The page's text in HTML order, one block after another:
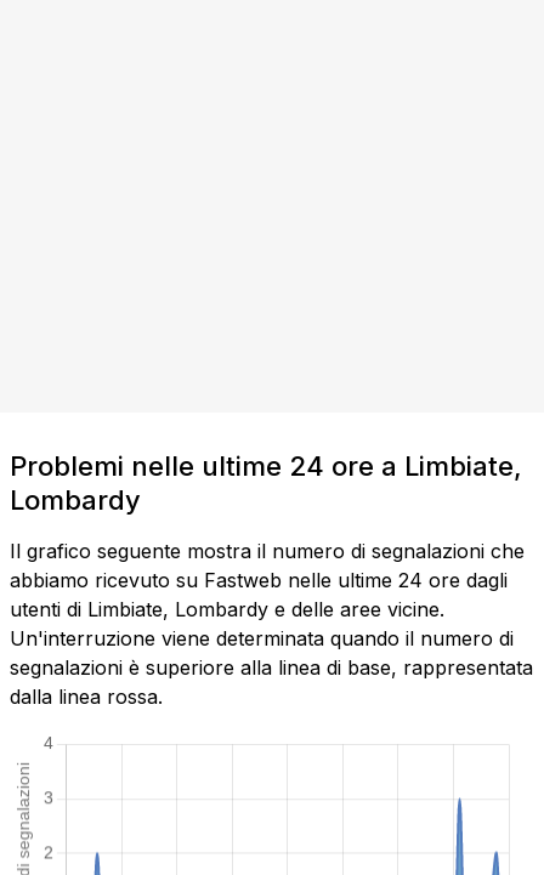
Problemi nelle ultime 24 ore a Limbiate,
Lombardy
Il grafico seguente mostra il numero di segnalazioni che
abbiamo ricevuto su Fastweb nelle ultime 24 ore dagli
utenti di Limbiate, Lombardy e delle aree vicine.
Un'interruzione viene determinata quando il numero di
segnalazioni è superiore alla linea di base, rappresentata
dalla linea rossa.